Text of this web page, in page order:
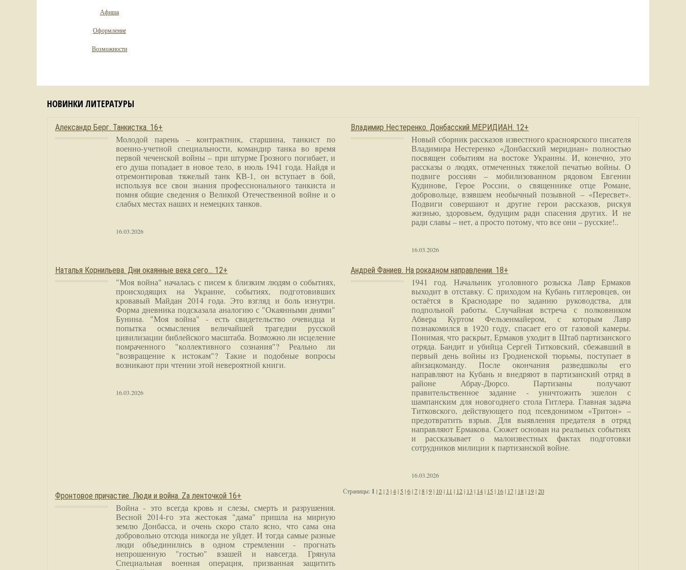
Афиша
Оформление
Возможности
НОВИНКИ ЛИТЕРАТУРЫ
Александр Берг. Танкистка. 16+
Молодой парень – контрактник, старшина, танкист по
военно-учетной специальности, командир танка во время
первой чеченской войны – при штурме Грозного погибает, и
его душа попадает в новое тело, в июль 1941 года. Найдя и
отремонтировав тяжелый танк КВ-1, он вступает в бой,
используя все свои знания профессионального танкиста и
помня общие сведения о Великой Отечественной войне и о
слабых местах наших и немецких танков.
16.03.2026
Владимир Нестеренко. Донбасский МЕРИДИАН. 12+
Новый сборник рассказов известного красноярского писателя
Владимира Нестеренко «Донбасский меридиан» полностью
посвящен событиям на востоке Украины. И, конечно, это
рассказы о людях, отмеченных тяжелой печатью войны. О
подвиге россиян – мобилизованном рядовом Евгении
Кудинове, Герое России, о священнике отце Романе,
добровольце, взявшем необычный позывной – «Пересвет».
Подвиги совершают и другие герои рассказов, рискуя
жизнью, здоровьем, будущим ради спасения других. И не
ради славы – нет, а просто потому, что все они – русские!..
16.03.2026
Наталья Корнильева. Дни окаянные века сего… 12+
"Моя война" началась с писем к близким людям о событиях,
происходящих на Украине, событиях, подготовивших
кровавый Майдан 2014 года. Это взгляд и боль изнутри.
Форма дневника подсказала аналогию с "Окаянными днями"
Бунина. "Моя война" - есть свидетельство очевидца и
попытка осмысления величайшей трагедии русской
цивилизации библейского масштаба. Возможно ли исцеление
помраченного "коллективного сознания"? Реально ли
"возвращение к истокам"? Такие и подобные вопросы
возникают при чтении этой невероятной книги.
16.03.2026
Андрей Фаниев. На рокадном направлении. 18+
1941 год. Начальник уголовного розыска Лавр Ермаков
выходит в отставку. С приходом на Кубань гитлеровцев, он
остаётся в Краснодаре по заданию руководства, для
подпольной работы. Случайная встреча с полковником
Абвера Куртом Фельзенмайером, с которым Лавр
познакомился в 1920 году, спасает его от газовой камеры.
Понимая, что раскрыт, Ермаков уходит в Штаб партизанского
отряда. Бандит и убийца Сергей Титковский, сбежавший в
первый день войны из Гродненской тюрьмы, поступает в
айнзацкоманду. После окончания разведшколы его
направляют на Кубань и внедряют в партизанский отряд в
районе Абрау-Дюрсо. Партизаны получают
правительственное задание - уничтожить эшелон с
шампанским для новогоднего стола Гитлера. Главная задача
Титковского, действующего под псевдонимом «Тритон» –
предотвратить взрыв. Для выявления предателя в отряд
направляют Ермакова. Сюжет основан на реальных событиях
и рассказывает о малоизвестных фактах подготовки
сотрудников милиции к партизанской войне.
16.03.2026
Фронтовое причастие. Люди и война. Zа ленточкой 16+
Война - это всегда кровь и слезы, смерть и разрушения.
Весной 2014-го эта жестокая "дама" пришла на мирную
землю Донбасса, и очень скоро стало ясно, что сама она
добровольно отсюда никогда не уйдет. И тогда самые разные
люди объединились в одном стремлении - прогнать
непрошенную "гостью" взашей и навсегда. Грянула
Специальная военная операция, призванная защитить
Страницы: 1 |2|3 |4| 5 |6|7|8|9| 10| 11 | 12| 13 | 14| 15 | 16| 17| 18| 19|20